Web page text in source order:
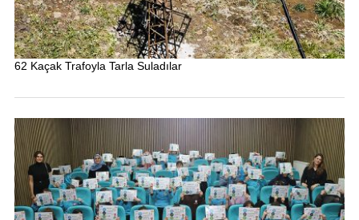
62 Kaçak Trafoyla Tarla Suladılar